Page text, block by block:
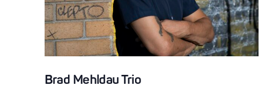
Brad Mehldau Trio